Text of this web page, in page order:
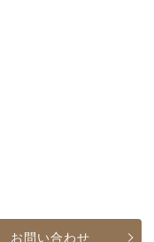
お問い合わせ